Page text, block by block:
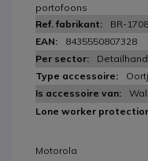
portofoons
BR-
8435550807328
Motorola